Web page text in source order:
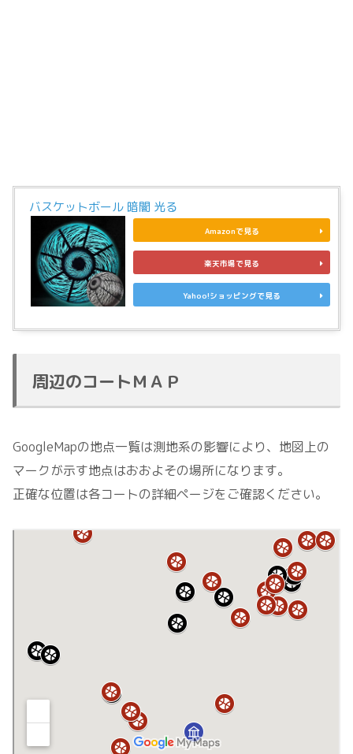
バスケットボール 暗闇 光る
Amazonで見る
楽天市場で見る
Yahoo!ショッピングで見る
周辺のコートＭＡＰ
GoogleMapの地点一覧は測地系の影響により、地図上の
マークが示す地点はおおよその場所になります。
正確な位置は各コートの詳細ページをご確認ください。